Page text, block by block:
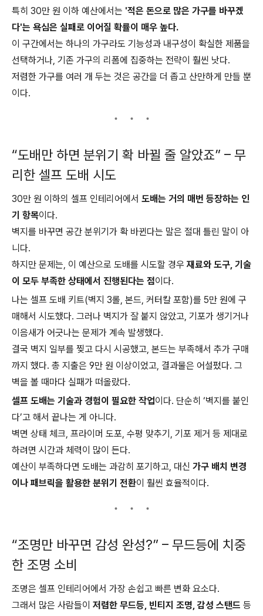
특히 30만 원 이하 예산에서는 '적은 돈으로 많은 가구를 바꾸겠
다'는 욕심은 실패로 이어질 확률이 매우 높다.
이 구간에서는 하나의 가구라도 기능성과 내구성이 확실한 제품을
선택하거나, 기존 가구의 리폼에 집중하는 전략이 훨씬 낫다.
저렴한 가구를 여러 개 두는 것은 공간을 더 좁고 산만하게 만들 뿐
이다.
“도배만 하면 분위기 확 바뀔 줄 알았죠” – 무
리한 셀프 도배 시도
30만 원 이하의 셀프 인테리어에서 도배는 거의 매번 등장하는 인
기 항목이다.
벽지를 바꾸면 공간 분위기가 확 바뀐다는 말은 절대 틀린 말이 아
니다.
하지만 문제는, 이 예산으로 도배를 시도할 경우 재료와 도구, 기술
이 모두 부족한 상태에서 진행된다는 점이다.
나는 셀프 도배 키트(벽지 3롤, 본드, 커터칼 포함)를 5만 원에 구
매해서 시도했다. 그러나 벽지가 잘 붙지 않았고, 기포가 생기거나
이음새가 어긋나는 문제가 계속 발생했다.
결국 벽지 일부를 찢고 다시 시공했고, 본드는 부족해서 추가 구매
까지 했다. 총 지출은 9만 원 이상이었고, 결과물은 어설펐다. 그
벽을 볼 때마다 실패가 떠올랐다.
셀프 도배는 기술과 경험이 필요한 작업이다. 단순히 ‘벽지를 붙인
다’고 해서 끝나는 게 아니다.
벽면 상태 체크, 프라이머 도포, 수평 맞추기, 기포 제거 등 제대로
하려면 시간과 체력이 많이 든다.
예산이 부족하다면 도배는 과감히 포기하고, 대신 가구 배치 변경
이나 패브릭을 활용한 분위기 전환이 훨씬 효율적이다.
“조명만 바꾸면 감성 완성?” – 무드등에 치중
한 조명 소비
조명은 셀프 인테리어에서 가장 손쉽고 빠른 변화 요소다.
그래서 많은 사람들이 저렴한 무드등, 빈티지 조명, 감성 스탠드 등